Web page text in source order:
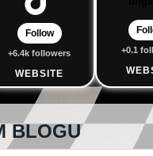
Follow
+6.4k followers
WEBSITE
+0.1
BLOGU